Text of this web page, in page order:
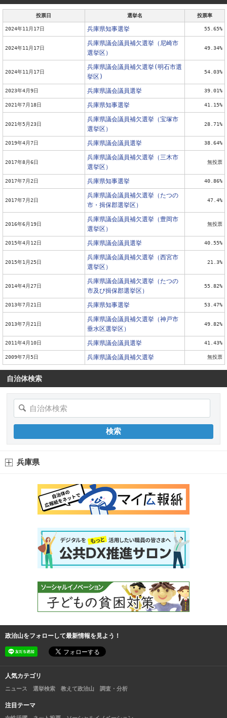
投票日 選挙名 投票率
2024年11月17日 兵庫県知事選挙 55.65%
2024年11月17日
兵庫県議会議員補欠選挙（尼崎市
選挙区）
49.34%
2024年11月17日
兵庫県議会議員補欠選挙(明石市選
挙区)
54.03%
2023年4月9日 兵庫県議会議員選挙 39.01%
2021年7月18日 兵庫県知事選挙 41.15%
2021年5月23日
兵庫県議会議員補欠選挙（宝塚市
選挙区）
28.71%
2019年4月7日 兵庫県議会議員選挙 38.64%
2017年8月6日
兵庫県議会議員補欠選挙（三木市
選挙区）
無投票
2017年7月2日 兵庫県知事選挙 40.86%
2017年7月2日
兵庫県議会議員補欠選挙（たつの
市・揖保郡選挙区）
47.4%
2016年6月19日
兵庫県議会議員補欠選挙（豊岡市
選挙区）
無投票
2015年4月12日 兵庫県議会議員選挙 40.55%
2015年1月25日
兵庫県議会議員補欠選挙（西宮市
選挙区）
21.3%
2014年4月27日
兵庫県議会議員補欠選挙（たつの
市及び揖保郡選挙区）
55.82%
2013年7月21日 兵庫県知事選挙 53.47%
2013年7月21日
兵庫県議会議員補欠選挙（神戸市
垂水区選挙区）
49.82%
2011年4月10日 兵庫県議会議員選挙 41.43%
2009年7月5日 兵庫県議会議員補欠選挙 無投票
自治体検索
兵庫県
政治山をフォローして最新情報を見よう！
人気カテゴリ
ニュース 選挙検索 教えて政治山 調査・分析
注目テーマ